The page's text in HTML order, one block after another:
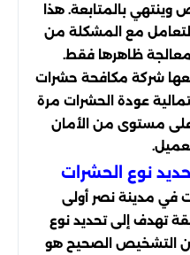
بالمتابعة. هذا
مع المشكلة من
ظاهرها فقط.
شركة مكافحة حشرات
عودة الحشرات مرة
مستوى من الأمان
نوع الحشرات
في مدينة نصر أولى
تهدف إلى تحديد نوع
لأن التشخيص الصحيح هو